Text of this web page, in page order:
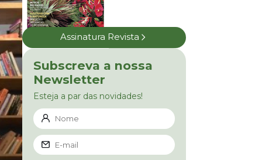
Assinatura Revista
Subscreva a nossa
Newsletter
Esteja a par das novidades!